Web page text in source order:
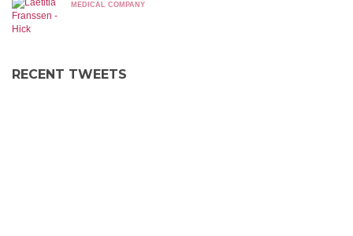
MEDICAL COMPANY
RECENT TWEETS